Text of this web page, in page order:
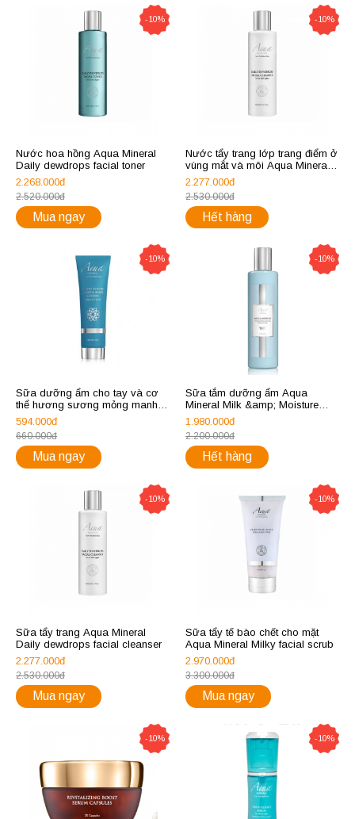
-10%
Nước hoa hồng Aqua Mineral
Daily dewdrops facial toner
2.268.000đ
2.520.000đ
Mua ngay
-10%
Nước tẩy trang lớp trang điểm ở
vùng mắt và môi Aqua Mineral
Daily dewdrops eye and lips
makeup remover
2.277.000đ
2.530.000đ
Hết hàng
-10%
Sữa dưỡng ẩm cho tay và cơ
thể hương sương mỏng manh
Aqua Mineral Velvet touch hand
and body lotion delicate dew
125ml
594.000đ
660.000đ
Mua ngay
-10%
Sữa tắm dưỡng ẩm Aqua
Mineral Milk &amp; Moisture
Hydrating Bath & Shower Gel
1.980.000đ
2.200.000đ
Hết hàng
-10%
Sữa tẩy trang Aqua Mineral
Daily dewdrops facial cleanser
2.277.000đ
2.530.000đ
Mua ngay
-10%
Sữa tẩy tế bào chết cho mặt
Aqua Mineral Milky facial scrub
2.970.000đ
3.300.000đ
Mua ngay
-10% -10%